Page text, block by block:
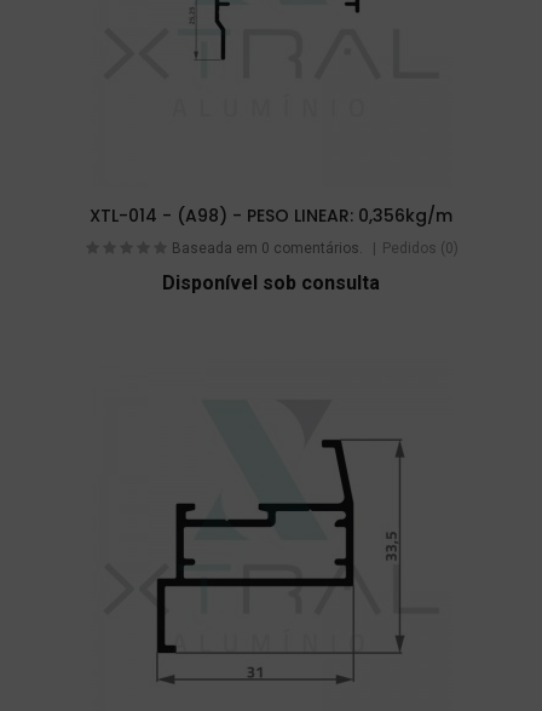
XTL-014 - (A98) - PESO LINEAR: 0,356kg/m
Baseada em 0 comentários. Pedidos (0)
Disponível sob consulta